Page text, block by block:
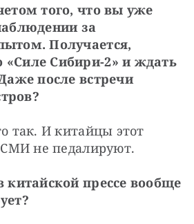
того, что вы уже
за
Получается,
Сибири-2» и ждать
после встречи
так. И китайцы этот
не педалируют.
китайской прессе вообще